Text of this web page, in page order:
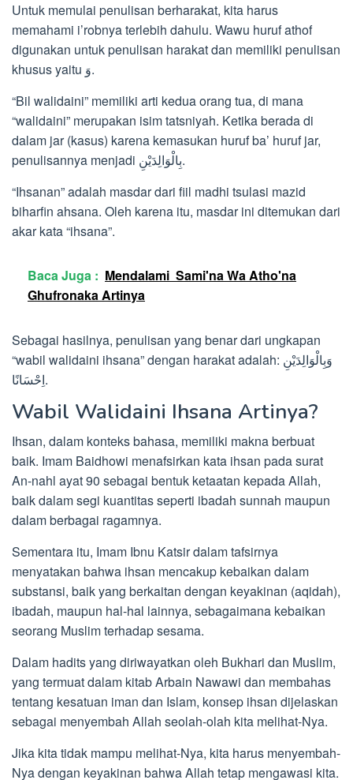
Untuk memulai penulisan berharakat, kita harus
memahami i’robnya terlebih dahulu. Wawu huruf athof
digunakan untuk penulisan harakat dan memiliki penulisan
khusus yaitu وَ.
“Bil walidaini” memiliki arti kedua orang tua, di mana
“walidaini” merupakan isim tatsniyah. Ketika berada di
dalam jar (kasus) karena kemasukan huruf ba’ huruf jar,
penulisannya menjadi بِالْوَالِدَيْنِ.
“Ihsanan” adalah masdar dari fiil madhi tsulasi mazid
biharfin ahsana. Oleh karena itu, masdar ini ditemukan dari
akar kata “ihsana”.
Baca Juga : Mendalami Sami'na Wa Atho'na
Ghufronaka Artinya
Sebagai hasilnya, penulisan yang benar dari ungkapan
“wabil walidaini ihsana” dengan harakat adalah: وَبِالْوَالِدَيْنِ
اِحْسَانًا.
Wabil Walidaini Ihsana Artinya?
Ihsan, dalam konteks bahasa, memiliki makna berbuat
baik. Imam Baidhowi menafsirkan kata ihsan pada surat
An-nahl ayat 90 sebagai bentuk ketaatan kepada Allah,
baik dalam segi kuantitas seperti ibadah sunnah maupun
dalam berbagai ragamnya.
Sementara itu, Imam Ibnu Katsir dalam tafsirnya
menyatakan bahwa ihsan mencakup kebaikan dalam
substansi, baik yang berkaitan dengan keyakinan (aqidah),
ibadah, maupun hal-hal lainnya, sebagaimana kebaikan
seorang Muslim terhadap sesama.
Dalam hadits yang diriwayatkan oleh Bukhari dan Muslim,
yang termuat dalam kitab Arbain Nawawi dan membahas
tentang kesatuan iman dan Islam, konsep ihsan dijelaskan
sebagai menyembah Allah seolah-olah kita melihat-Nya.
Jika kita tidak mampu melihat-Nya, kita harus menyembah-
Nya dengan keyakinan bahwa Allah tetap mengawasi kita.